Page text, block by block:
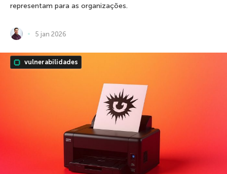
representam para as organizações.
5 jan 2026
vulnerabilidades